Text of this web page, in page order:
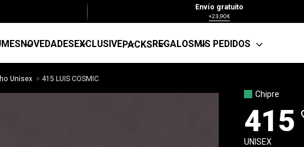
Envío gratuito
+23,90€
NOVEDADESEXCLUSIVEPACKSREGALOSMIS PEDIDOS
Unisex 415 LUIS COSMIC
Chipre
415
UNISEX